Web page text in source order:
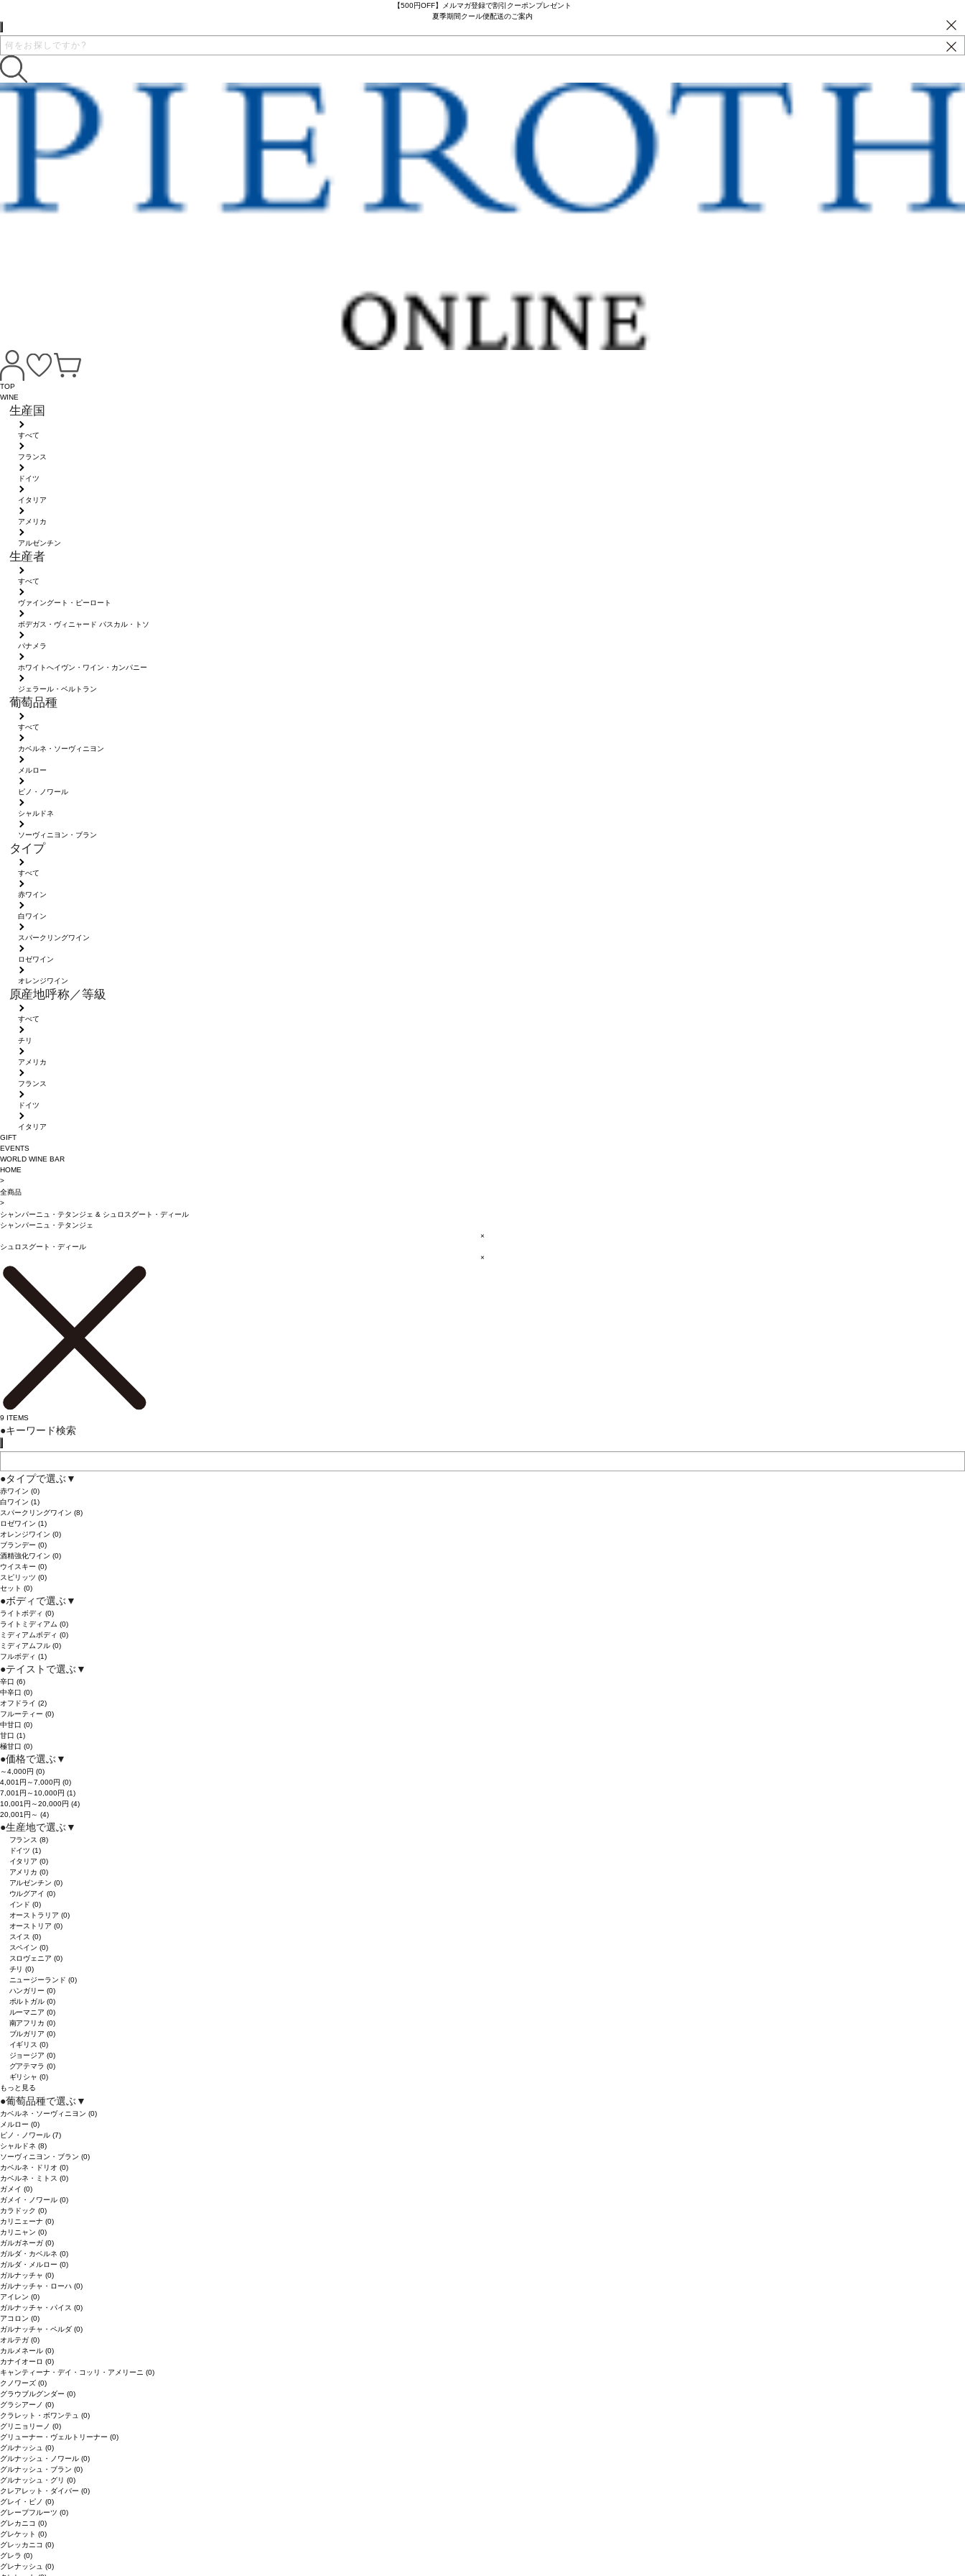
【500円OFF】メルマガ登録で割引クーポンプレゼント
夏季期間クール便配送のご案内
TOP
WINE
生産国
すべて
フランス
ドイツ
イタリア
アメリカ
アルゼンチン
生産者
すべて
ヴァイングート・ピーロート
ボデガス・ヴィニャード パスカル・トソ
パナメラ
ホワイトへイヴン・ワイン・カンパニー
ジェラール・ベルトラン
葡萄品種
すべて
カベルネ・ソーヴィニヨン
メルロー
ピノ・ノワール
シャルドネ
ソーヴィニヨン・ブラン
タイプ
すべて
赤ワイン
白ワイン
スパークリングワイン
ロゼワイン
オレンジワイン
原産地呼称／等級
すべて
チリ
アメリカ
フランス
ドイツ
イタリア
GIFT
EVENTS
WORLD WINE BAR
HOME
>
全商品
>
シャンパーニュ・テタンジェ & シュロスグート・ディール
シャンパーニュ・テタンジェ
×
シュロスグート・ディール
×
9 ITEMS
●キーワード検索
●タイプで選ぶ ▼
赤ワイン (0)
白ワイン (1)
スパークリングワイン (8)
ロゼワイン (1)
オレンジワイン (0)
ブランデー (0)
酒精強化ワイン (0)
ウイスキー (0)
スピリッツ (0)
セット (0)
●ボディで選ぶ ▼
ライトボディ (0)
ライトミディアム (0)
ミディアムボディ (0)
ミディアムフル (0)
フルボディ (1)
●テイストで選ぶ ▼
辛口 (6)
中辛口 (0)
オフドライ (2)
フルーティー (0)
中甘口 (0)
甘口 (1)
極甘口 (0)
●価格で選ぶ ▼
～4,000円 (0)
4,001円～7,000円 (0)
7,001円～10,000円 (1)
10,001円～20,000円 (4)
20,001円～ (4)
●生産地で選ぶ ▼
フランス(8)
ドイツ(1)
イタリア(0)
アメリカ(0)
アルゼンチン(0)
ウルグアイ(0)
インド(0)
オーストラリア(0)
オーストリア(0)
スイス(0)
スペイン(0)
スロヴェニア(0)
チリ(0)
ニュージーランド(0)
ハンガリー(0)
ポルトガル(0)
ルーマニア(0)
南アフリカ(0)
ブルガリア(0)
イギリス(0)
ジョージア(0)
グアテマラ(0)
ギリシャ(0)
もっと見る
●葡萄品種で選ぶ ▼
カベルネ・ソーヴィニヨン (0)
メルロー (0)
ピノ・ノワール (7)
シャルドネ (8)
ソーヴィニヨン・ブラン (0)
カベルネ・ドリオ (0)
カベルネ・ミトス (0)
ガメイ (0)
ガメイ・ノワール (0)
カラドック (0)
カリニェーナ (0)
カリニャン (0)
ガルガネーガ (0)
ガルダ・カベルネ (0)
ガルダ・メルロー (0)
ガルナッチャ (0)
ガルナッチャ・ローハ (0)
アイレン (0)
ガルナッチャ・パイス (0)
アコロン (0)
ガルナッチャ・ペルダ (0)
オルテガ (0)
カルメネール (0)
カナイオーロ (0)
キャンティーナ・デイ・コッリ・アメリーニ (0)
クノワーズ (0)
グラウブルグンダー (0)
グラシアーノ (0)
クラレット・ボワンテュ (0)
グリニョリーノ (0)
グリューナー・ヴェルトリーナー (0)
グルナッシュ (0)
グルナッシュ・ノワール (0)
グルナッシュ・ブラン (0)
グルナッシュ・グリ (0)
クレアレット・ダイバー (0)
グレイ・ピノ (0)
グレープフルーツ (0)
グレカニコ (0)
グレケット (0)
グレッカニコ (0)
グレラ (0)
グレナッシュ (0)